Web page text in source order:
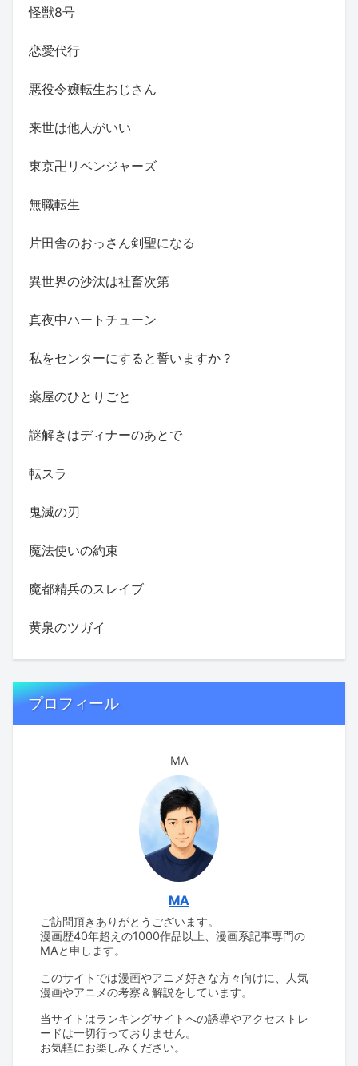
怪獣8号
恋愛代行
悪役令嬢転生おじさん
来世は他人がいい
東京卍リベンジャーズ
無職転生
片田舎のおっさん剣聖になる
異世界の沙汰は社畜次第
真夜中ハートチューン
私をセンターにすると誓いますか？
薬屋のひとりごと
謎解きはディナーのあとで
転スラ
鬼滅の刃
魔法使いの約束
魔都精兵のスレイブ
黄泉のツガイ
プロフィール
MA
MA
ご訪問頂きありがとうございます。
漫画歴40年超えの1000作品以上、漫画系記事専門の
MAと申します。
このサイトでは漫画やアニメ好きな方々向けに、人気
漫画やアニメの考察＆解説をしています。
当サイトはランキングサイトへの誘導やアクセストレ
ードは一切行っておりません。
お気軽にお楽しみください。